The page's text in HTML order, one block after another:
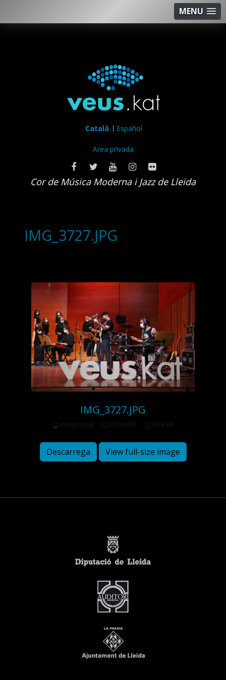
MENU
Català Español
Area privada
Cor de Música Moderna i Jazz de Lleida
IMG_3727.JPG
IMG_3727.JPG
image/jpeg 1024x683 94.4 KB
Descarrega View full-size image